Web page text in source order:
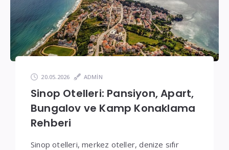
20.05.2026 ADMIN
Sinop Otelleri: Pansiyon, Apart,
Bungalov ve Kamp Konaklama
Rehberi
Sinop otelleri, merkez oteller, denize sıfır